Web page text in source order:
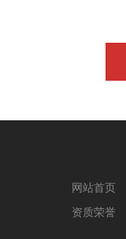
网站首页
资质荣誉